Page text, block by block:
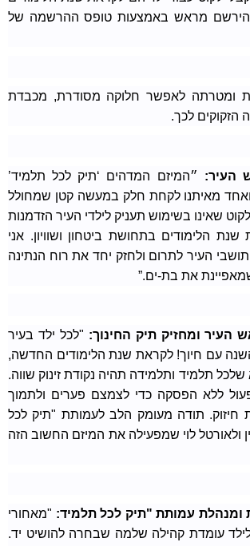
מראש באמצעות טופס ההרשמה של
ומטרתה לאפשר חלוקה מסודרת, מכבדת
הזקוקים לכך.
העיר: ״המיזם המדהים ‘תיק לכל תלמיד’
מאיתנו לקחת חלק במעשה קטן שמחולל
שאינו בשימוש תעניק לילדי העיר הזדמנות
הלימודים בתחושת ביטחון ושוויון. אני
העיר לתרום ולחזק יחד את רוח הנתינה
את בת-ים.”
העיר ומחזיק תיק החינוך: "לכל ילד בעיר
עם חיוך! לקראת שנת הלימודים החדשה,
שלכל תלמיד ותלמידה תהיה נקודת זינוק שווה.
ללא הפסקה כדי לצמצם פערים ולתמוך
חיזוק. תודה מעומק הלב לעמותת "תיק לכל
ולאורטל לוי שמפעילה את המיזם החשוב הזה
ומנהלת עמותת "תיק לכל תלמיד: "מאחורי
עומדת קהילה שלמה שבחרה להושיט יד.